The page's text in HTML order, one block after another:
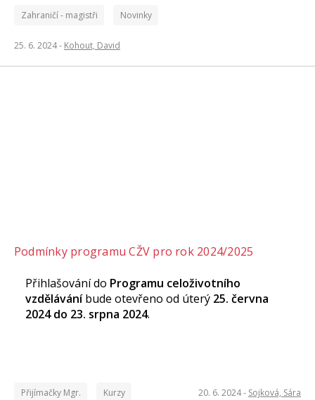
Zahraničí - magistři Novinky
25. 6. 2024 - Kohout, David
Podmínky programu CŽV pro rok 2024/2025
Přihlašování do Programu celoživotního
vzděláváníbude otevřeno od úterý 25. června
2024 do 23. srpna 2024.
Přijímačky Mgr. Kurzy 20. 6. 2024 - Sojková, Sára